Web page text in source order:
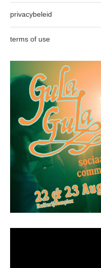
privacybeleid
terms of use